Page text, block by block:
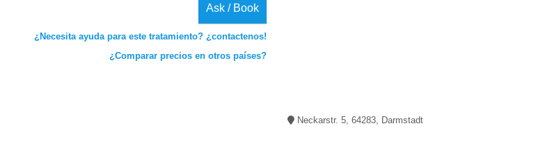
Ask / Book
¿Necesita ayuda para este tratamiento? ¿contactenos!
¿Comparar precios en otros países?
Neckarstr. 5, 64283, Darmstadt